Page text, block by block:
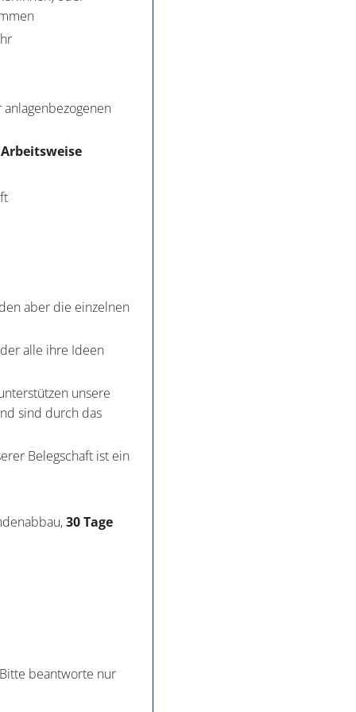
aber die einzelnen
alle ihre Ideen
unsere
sind durch das
Belegschaft ist ein
30 Tage
beantworte nur